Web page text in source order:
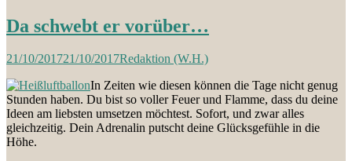
Da schwebt er vorüber…
21/10/201721/10/2017Redaktion (W.H.)
In Zeiten wie diesen können die Tage nicht genug
Stunden haben. Du bist so voller Feuer und Flamme, dass du deine
Ideen am liebsten umsetzen möchtest. Sofort, und zwar alles
gleichzeitig. Dein Adrenalin putscht deine Glücksgefühle in die
Höhe.